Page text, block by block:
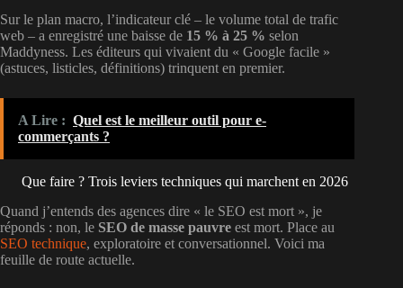
Sur le plan macro, l’indicateur clé – le volume total de trafic
web – a enregistré une baisse de 15 % à 25 % selon
Maddyness. Les éditeurs qui vivaient du « Google facile »
(astuces, listicles, définitions) trinquent en premier.
A Lire : Quel est le meilleur outil pour e-
commerçants ?
Que faire ? Trois leviers techniques qui marchent en 2026
Quand j’entends des agences dire « le SEO est mort », je
réponds : non, le SEO de masse pauvre est mort. Place au
SEO technique, exploratoire et conversationnel. Voici ma
feuille de route actuelle.